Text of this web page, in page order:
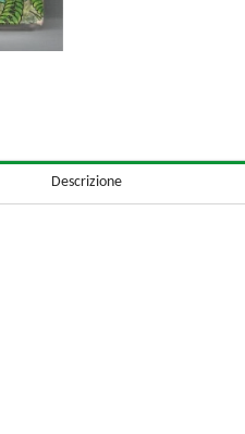
Descrizione